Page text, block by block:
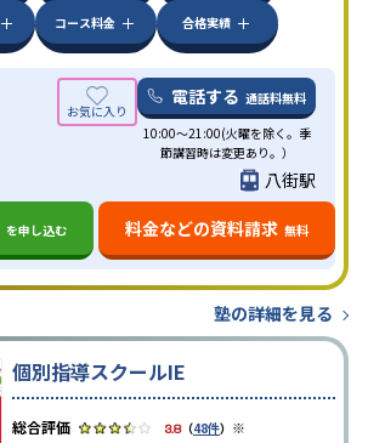
コース料金 合格実績
電話する 通話料無料
10:00～21:00(火曜を除く。季
節講習時は変更あり。）
八街駅
を申し込む 料金などの資料請求 無料
塾の詳細を見る
個別指導スクールIE
3.8（48件） ※